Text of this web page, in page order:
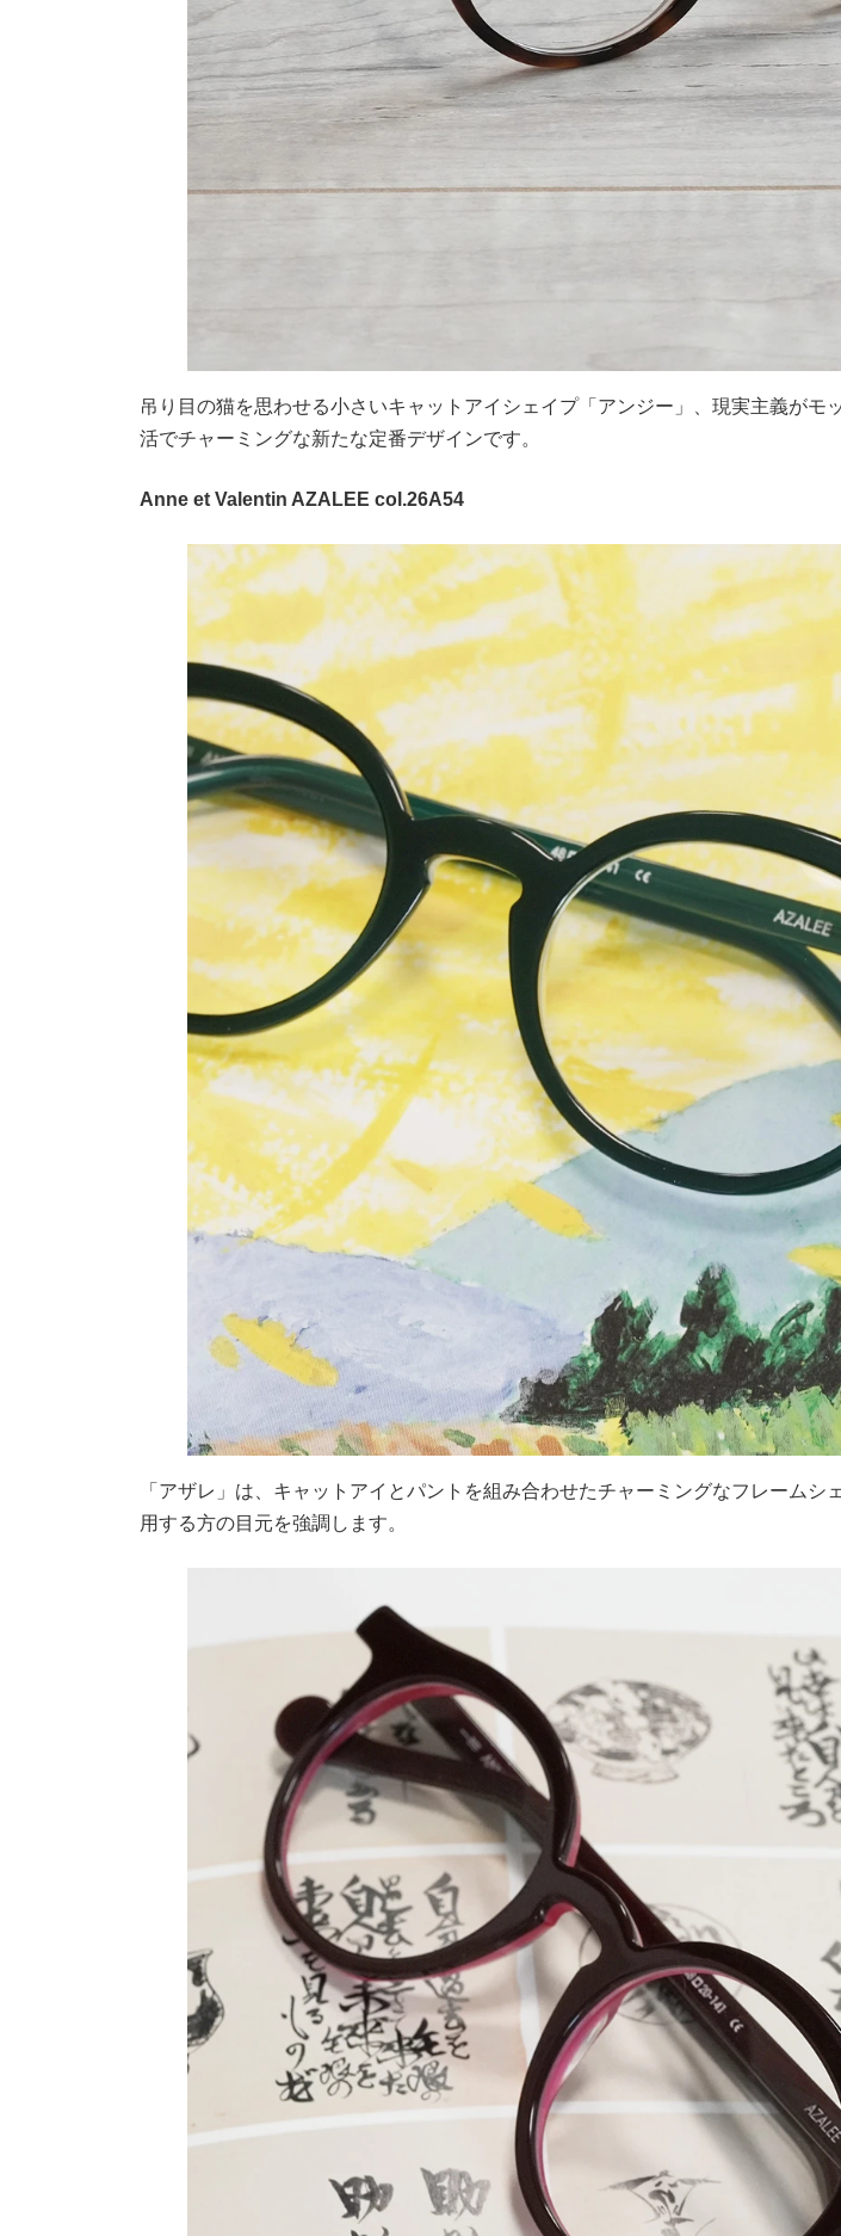
吊り目の猫を思わせる小さいキャットアイシェイプ「アンジー」、現実主義がモ
活でチャーミングな新たな定番デザインです。
Anne et Valentin AZALEE col.26A54
「アザレ」は、キャットアイとパントを組み合わせたチャーミングなフレームシ
用する方の目元を強調します。